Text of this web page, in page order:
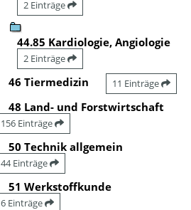
2 Einträge
44.85 Kardiologie, Angiologie
2 Einträge
46 Tiermedizin 11 Einträge
48 Land- und Forstwirtschaft
156 Einträge
50 Technik allgemein
44 Einträge
51 Werkstoffkunde
6 Einträge